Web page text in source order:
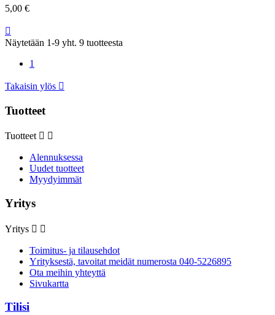
5,00 €

Näytetään 1-9 yht. 9 tuotteesta
1
Takaisin ylös 
Tuotteet
Tuotteet  
Alennuksessa
Uudet tuotteet
Myydyimmät
Yritys
Yritys  
Toimitus- ja tilausehdot
Yrityksestä, tavoitat meidät numerosta 040-5226895
Ota meihin yhteyttä
Sivukartta
Tilisi